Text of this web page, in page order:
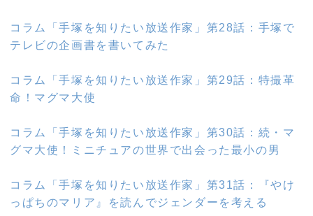
コラム「手塚を知りたい放送作家」第28話：手塚で
テレビの企画書を書いてみた
コラム「手塚を知りたい放送作家」第29話：特撮革
命！マグマ大使
コラム「手塚を知りたい放送作家」第30話：続・マ
グマ大使！ミニチュアの世界で出会った最小の男
コラム「手塚を知りたい放送作家」第31話：『やけ
っぱちのマリア』を読んでジェンダーを考える